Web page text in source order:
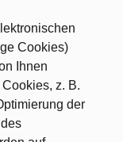
Cookies)
Ihnen
z. B.
der